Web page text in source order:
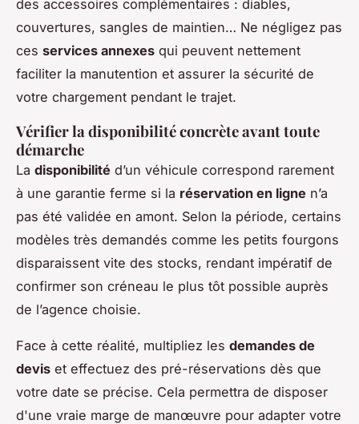
des accessoires complémentaires : diables,
couvertures, sangles de maintien… Ne négligez pas
ces services annexes qui peuvent nettement
faciliter la manutention et assurer la sécurité de
votre chargement pendant le trajet.
Vérifier la disponibilité concrète avant toute
démarche
La disponibilité d’un véhicule correspond rarement
à une garantie ferme si la réservation en ligne n’a
pas été validée en amont. Selon la période, certains
modèles très demandés comme les petits fourgons
disparaissent vite des stocks, rendant impératif de
confirmer son créneau le plus tôt possible auprès
de l’agence choisie.
Face à cette réalité, multipliez les demandes de
devis et effectuez des pré-réservations dès que
votre date se précise. Cela permettra de disposer
d'une vraie marge de manœuvre pour adapter votre